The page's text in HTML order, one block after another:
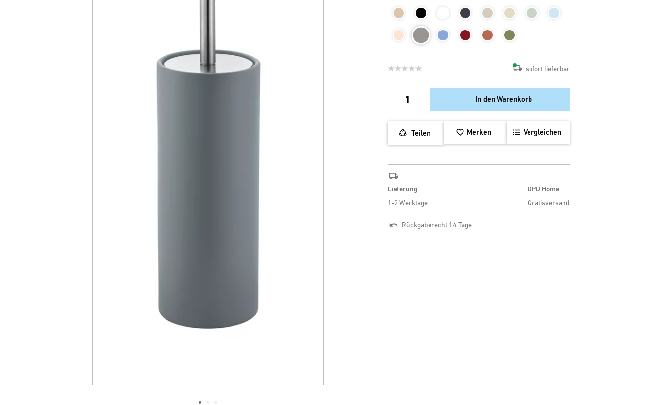
sofort lieferbar
In den Warenkorb
Teilen Merken Vergleichen
Lieferung
1-2 Werktage
DPD Home
Gratisversand
Rückgaberecht 14 Tage